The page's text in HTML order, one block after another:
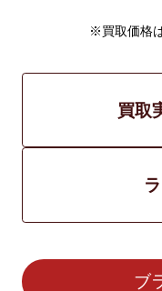
※買取価格
買取
ブ